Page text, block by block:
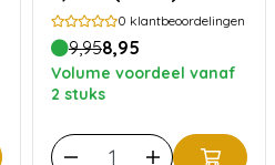
geschikt voor oa
Faema Rocket Kees
Isomac Quickmill etc
0 klantbeoordelingen
9,958,95
Volume voordeel vanaf
2 stuks